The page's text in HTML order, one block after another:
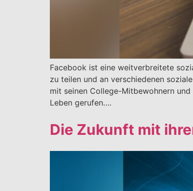
Facebook ist eine weitverbreitete
zu teilen und an verschiedenen
mit seinen College-Mitbewohnern
Leben gerufen….
Die Zukunft mit